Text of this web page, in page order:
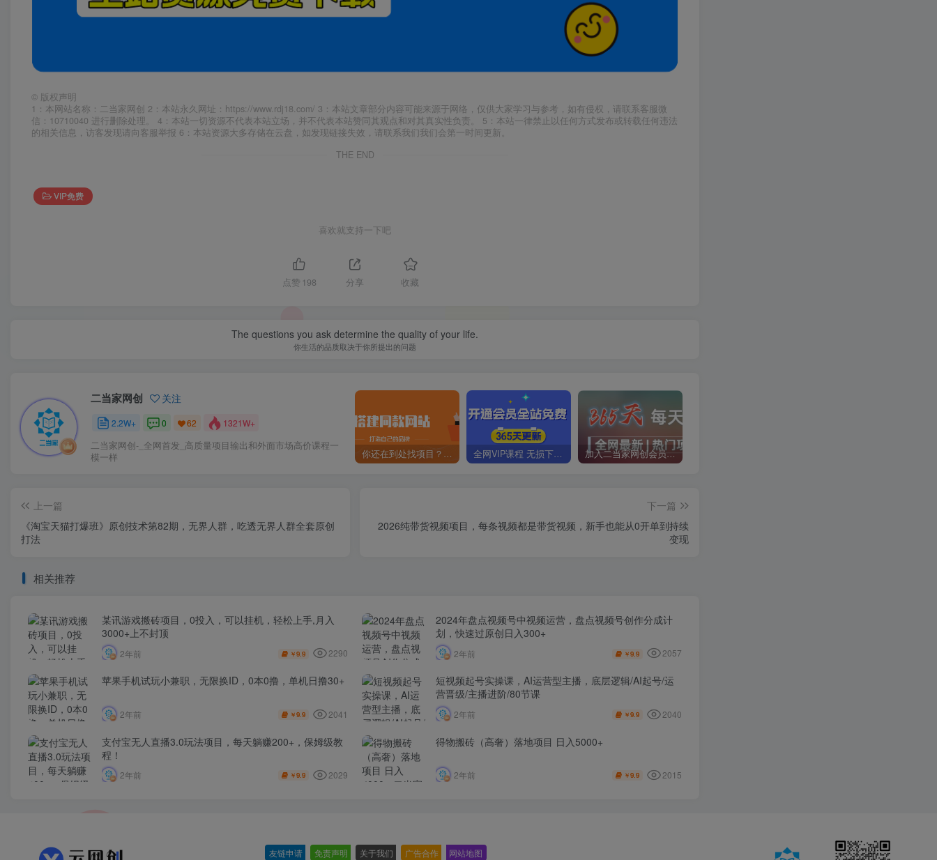
© 版权声明
1：本网站名称：二当家网创 2：本站永久网址：https://www.rdj18.com/ 3：本站文章部分内容可能来源于网络，仅供大家学习与参考，如有侵权，请联系客服微
信：10710040 进行删除处理。 4：本站一切资源不代表本站立场，并不代表本站赞同其观点和对其真实性负责。 5：本站一律禁止以任何方式发布或转载任何违法
的相关信息，访客发现请向客服举报 6：本站资源大多存储在云盘，如发现链接失效，请联系我们我们会第一时间更新。
THE END
VIP免费
喜欢就支持一下吧
点赞 198 分享 收藏
The questions you ask determine the quality of your life.
你生活的品质取决于你所提出的问题
二当家网创 关注
2.2W+ 0 62 1321W+
二当家网创-_全网首发_高质量项目输出和外面市场高价课程一
模一样
你还在到处找项目？还在当韭菜？我靠卖项目一个月收入5万+，曾经我也是个失败者。 全网VIP课程 无损下载~ 加入二当家网创会员，享受70%的推广提成，免费学习网上万种创业课程，菜鸟变大神。
上一篇
《淘宝天猫打爆班》原创技术第82期，无界人群，吃透无界人群全套原创
打法
下一篇
2026纯带货视频项目，每条视频都是带货视频，新手也能从0开单到持续
变现
相关推荐
某讯游戏搬砖项目，0投入，可以挂机，轻松上手,月入
3000+上不封顶
2年前 ￥9.9 2290
2024年盘点视频号中视频运营，盘点视频号创作分成计
划，快速过原创日入300+
2年前 ￥9.9 2057
苹果手机试玩小兼职，无限换ID，0本0撸，单机日撸30+
2年前 ￥9.9 2041
短视频起号实操课，AI运营型主播，底层逻辑/AI起号/运
营晋级/主播进阶/80节课
2年前 ￥9.9 2040
支付宝无人直播3.0玩法项目，每天躺赚200+，保姆级教
程！
2年前 ￥9.9 2029
得物搬砖（高奢）落地项目 日入5000+
2年前 ￥9.9 2015
友链申请 免责声明 关于我们 广告合作 网站地图